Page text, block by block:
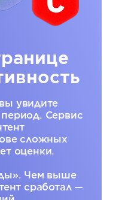
увидите
Сервис
сложных
оценки.
Чем выше
сработал —